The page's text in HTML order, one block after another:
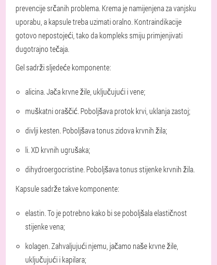
prevencije srčanih problema. Krema je namijenjena za vanjsku
uporabu, a kapsule treba uzimati oralno. Kontraindikacije
gotovo nepostojeći, tako da kompleks smiju primjenjivati
dugotrajno tečaja.
Gel sadrži sljedeće komponente:
alicina. Jača krvne žile, uključujući i vene;
muškatni oraščić. Poboljšava protok krvi, uklanja zastoj;
divlji kesten. Poboljšava tonus zidova krvnih žila;
li. XD krvnih ugrušaka;
dihydroergocristine. Poboljšava tonus stijenke krvnih žila.
Kapsule sadrže takve komponente:
elastin. To je potrebno kako bi se poboljšala elastičnost
stijenke vena;
kolagen. Zahvaljujući njemu, jačamo naše krvne žile,
uključujući i kapilara;